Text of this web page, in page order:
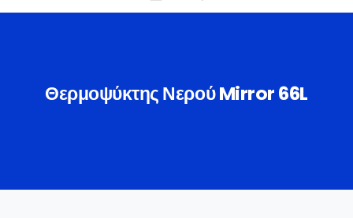
ΘερμοψύκτηςΝερούMirror66L